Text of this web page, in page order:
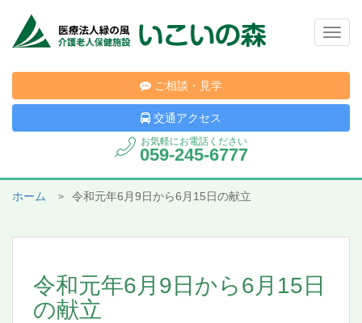
ご相談・見学
交通アクセス
お気軽にお電話ください
059-245-6777
ホーム 令和元年6月9日から6月15日の献立
令和元年6月9日から6月15日
の献立